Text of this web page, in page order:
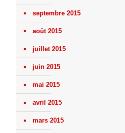
septembre 2015
août 2015
juillet 2015
juin 2015
mai 2015
avril 2015
mars 2015